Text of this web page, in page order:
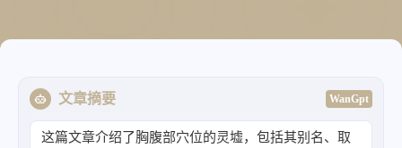
文章摘要 WanGpt
这篇文章介绍了胸腹部穴位的灵墟，包括其别名、取